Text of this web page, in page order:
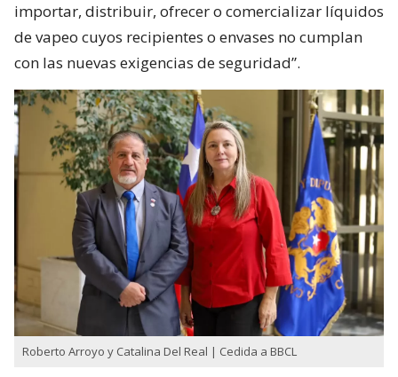
importar, distribuir, ofrecer o comercializar líquidos
de vapeo cuyos recipientes o envases no cumplan
con las nuevas exigencias de seguridad”.
Roberto Arroyo y Catalina Del Real | Cedida a BBCL